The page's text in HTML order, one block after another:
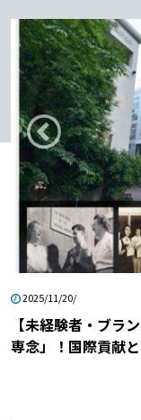
2025/11/20/
【未経験者・ブラ
専念」！国際貢献